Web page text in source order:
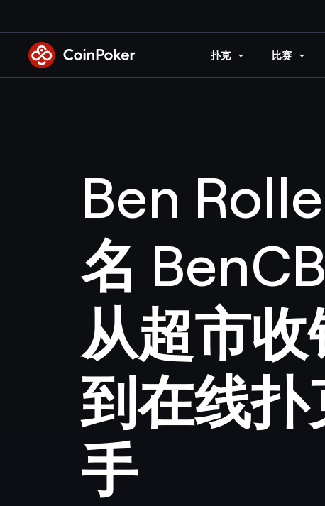
content
扑克 比赛
Ben
名
从超市收
到在线扑
手